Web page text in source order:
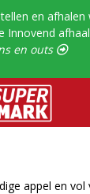
en afhalen
Innovend
en outs 
appel en vol